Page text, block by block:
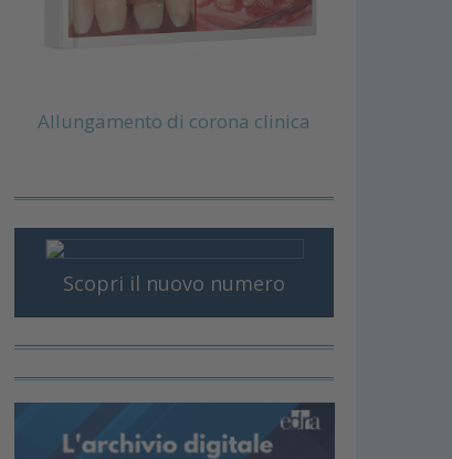
Allungamento di corona clinica
Scopri il nuovo numero